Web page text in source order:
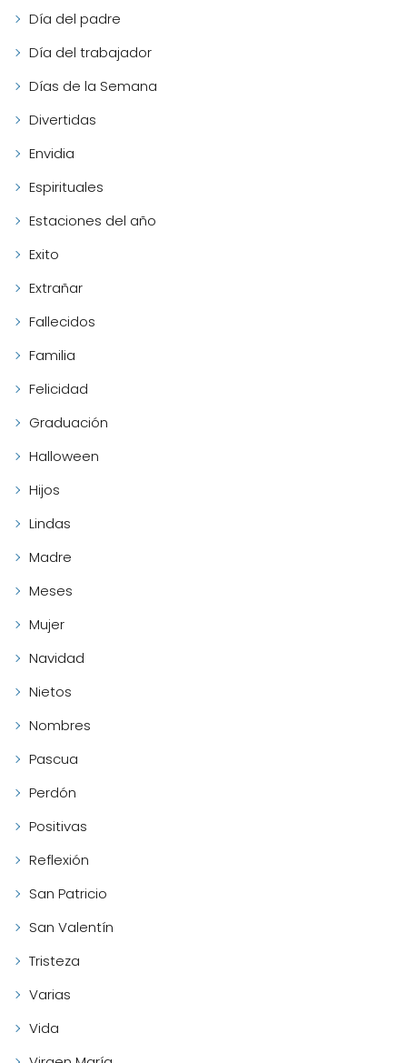
Día del padre
Día del trabajador
Días de la Semana
Divertidas
Envidia
Espirituales
Estaciones del año
Exito
Extrañar
Fallecidos
Familia
Felicidad
Graduación
Halloween
Hijos
Lindas
Madre
Meses
Mujer
Navidad
Nietos
Nombres
Pascua
Perdón
Positivas
Reflexión
San Patricio
San Valentín
Tristeza
Varias
Vida